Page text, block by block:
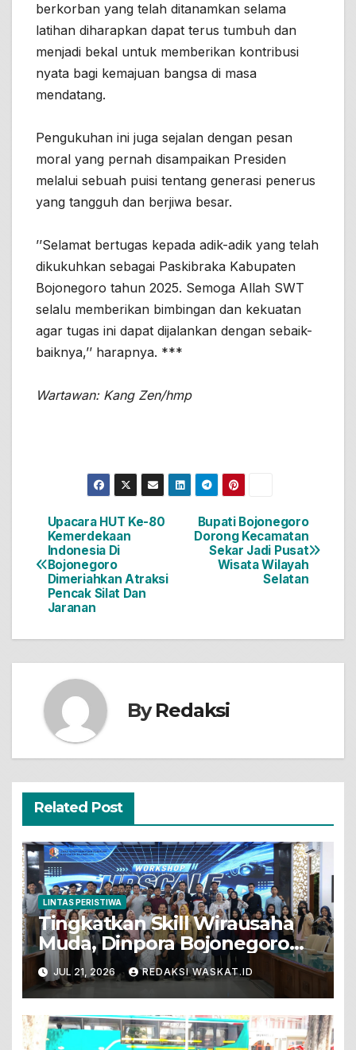
berkorban yang telah ditanamkan selama
latihan diharapkan dapat terus tumbuh dan
menjadi bekal untuk memberikan kontribusi
nyata bagi kemajuan bangsa di masa
mendatang.
Pengukuhan ini juga sejalan dengan pesan
moral yang pernah disampaikan Presiden
melalui sebuah puisi tentang generasi penerus
yang tangguh dan berjiwa besar.
’’Selamat bertugas kepada adik-adik yang telah
dikukuhkan sebagai Paskibraka Kabupaten
Bojonegoro tahun 2025. Semoga Allah SWT
selalu memberikan bimbingan dan kekuatan
agar tugas ini dapat dijalankan dengan sebaik-
baiknya,’’ harapnya. ***
Wartawan: Kang Zen/hmp
Navigasi
pos
Bupati Bojonegoro
Dorong Kecamatan
Sekar Jadi Pusat
Wisata Wilayah
Selatan
Upacara HUT Ke-80
Kemerdekaan
Indonesia Di
Bojonegoro
Dimeriahkan Atraksi
Pencak Silat Dan
Jaranan
ByRedaksi
Related Post
LINTAS PERISTIWA
Tingkatkan Skill Wirausaha
Muda, Dinpora Bojonegoro
Gelar Workshop Produksi
Video Promosi Berbasis
Ponsel
JUL 21, 2026 REDAKSI WASKAT.ID